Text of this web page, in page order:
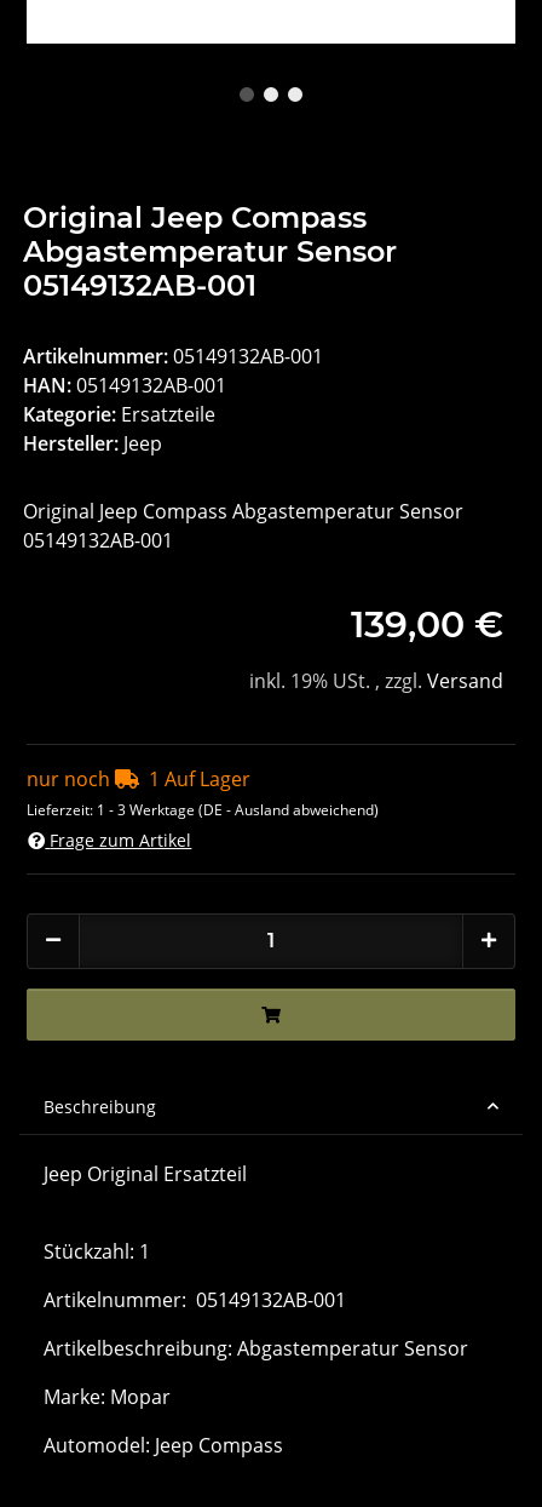
Original Jeep Compass
Abgastemperatur Sensor
05149132AB-001
Artikelnummer:05149132AB-001
HAN:05149132AB-001
Kategorie: Ersatzteile
Hersteller: Jeep
Original Jeep Compass Abgastemperatur Sensor
05149132AB-001
139,00 €
inkl. 19% USt. , zzgl. Versand
nur noch 1 Auf Lager
Lieferzeit: 1 - 3 Werktage(DE - Ausland abweichend)
Frage zum Artikel
Beschreibung
Jeep Original Ersatzteil
Stückzahl: 1
Artikelnummer: 05149132AB-001
Artikelbeschreibung: Abgastemperatur Sensor
Marke: Mopar
Automodel: Jeep Compass